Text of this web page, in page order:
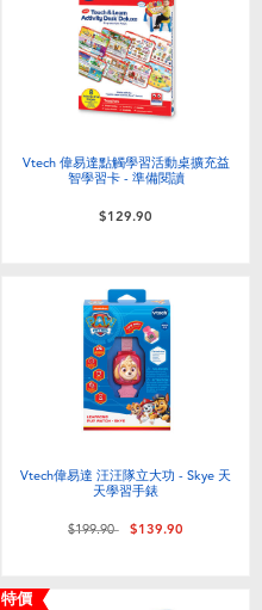
Vtech 偉易達點觸學習活動桌擴充益
智學習卡 - 準備閱讀
$129.90
Vtech偉易達 汪汪隊立大功 - Skye 天
天學習手錶
價格從
$199.90至$139.90
特價